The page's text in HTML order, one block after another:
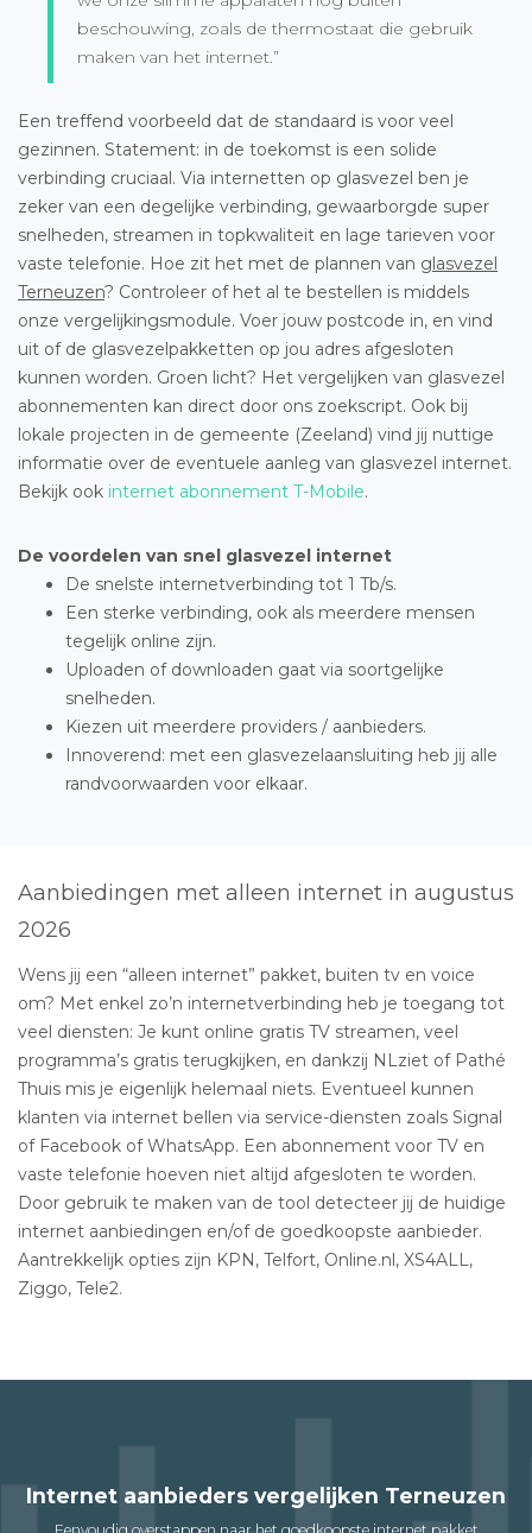
beschouwing, zoals de thermostaat die gebruik
maken van het internet.”
Een treffend voorbeeld dat de standaard is voor veel
gezinnen. Statement: in de toekomst is een solide
verbinding cruciaal. Via internetten op glasvezel ben je
zeker van een degelijke verbinding, gewaarborgde super
snelheden, streamen in topkwaliteit en lage tarieven voor
vaste telefonie. Hoe zit het met de plannen van glasvezel
Terneuzen? Controleer of het al te bestellen is middels
onze vergelijkingsmodule. Voer jouw postcode in, en vind
uit of de glasvezelpakketten op jou adres afgesloten
kunnen worden. Groen licht? Het vergelijken van glasvezel
abonnementen kan direct door ons zoekscript. Ook bij
lokale projecten in de gemeente (Zeeland) vind jij nuttige
informatie over de eventuele aanleg van glasvezel internet.
Bekijk ook internet abonnement T-Mobile.
De voordelen van snel glasvezel internet
De snelste internetverbinding tot 1 Tb/s.
Een sterke verbinding, ook als meerdere mensen
tegelijk online zijn.
Uploaden of downloaden gaat via soortgelijke
snelheden.
Kiezen uit meerdere providers / aanbieders.
Innoverend: met een glasvezelaansluiting heb jij alle
randvoorwaarden voor elkaar.
Aanbiedingen met alleen internet in augustus
2026
Wens jij een “alleen internet” pakket, buiten tv en voice
om? Met enkel zo’n internetverbinding heb je toegang tot
veel diensten: Je kunt online gratis TV streamen, veel
programma’s gratis terugkijken, en dankzij NLziet of Pathé
Thuis mis je eigenlijk helemaal niets. Eventueel kunnen
klanten via internet bellen via service-diensten zoals Signal
of Facebook of WhatsApp. Een abonnement voor TV en
vaste telefonie hoeven niet altijd afgesloten te worden.
Door gebruik te maken van de tool detecteer jij de huidige
internet aanbiedingen en/of de goedkoopste aanbieder.
Aantrekkelijk opties zijn KPN, Telfort, Online.nl, XS4ALL,
Ziggo, Tele2.
Internet aanbieders vergelijken Terneuzen